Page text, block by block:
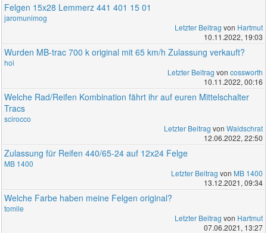
Felgen 15x28 Lemmerz 441 401 15 01
jaromunimog
Letzter Beitrag von Hartmut
10.11.2022, 19:03
Wurden MB-trac 700 k original mit 65 km/h Zulassung verkauft?
hoi
Letzter Beitrag von cossworth
10.11.2022, 00:16
Welche Rad/Reifen Kombination fährt ihr auf euren Mittelschalter
Tracs
scirocco
Letzter Beitrag von Waldschrat
12.06.2022, 22:50
Zulassung für Reifen 440/65-24 auf 12x24 Felge
MB 1400
Letzter Beitrag von MB 1400
13.12.2021, 09:34
Welche Farbe haben meine Felgen original?
tomile
Letzter Beitrag von Hartmut
07.06.2021, 13:27